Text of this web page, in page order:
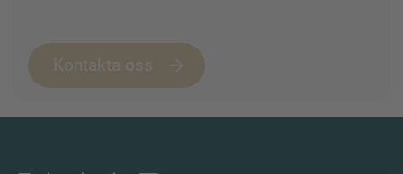
Kontakta oss